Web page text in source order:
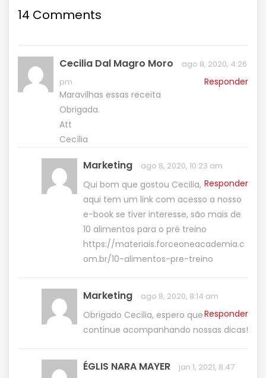
14 Comments
Cecilia Dal Magro Moro
ago 8, 2020, 4:26
pm
Responder
Maravilhas essas receita
Obrigada.
Att
Cecília
Marketing ago 8, 2020, 10:23 am
Responder
Qui bom que gostou Cecilia,
aqui tem um link com acesso a nosso
e-book se tiver interesse, são mais de
10 alimentos para o pré treino
https://materiais.forceoneacademia.c
om.br/10-alimentos-pre-treino
Marketing ago 8, 2020, 8:14 am
Responder
Obrigado Cecilia, espero que
continue acompanhando nossas dicas!
ÉGLIS NARA MAYER
jan 1, 2021, 8:47